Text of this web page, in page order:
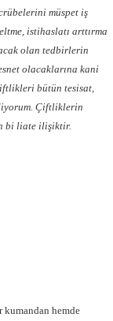
müspet iş
istihaslatı arttırma
olan tedbirlerin
olacaklarına kani
bütün tesisat,
Çiftliklerin
bi liate ilişiktir.
kumandan hemde